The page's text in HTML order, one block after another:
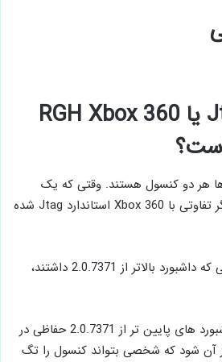
Jtag Xbox 360 یا RGH Xbox 360
هر دو کنسول هستند. وقتی که یک
کنسول RGH بوت شد، دیگر تفاوتی با Xbox 360 استاندارد Jtag شده
Jtag کردن در کنسول هایی که داشبورد بالاتر از 2.0.7371 داشتند،
دلیلش هم این بود که داشبورد های پایین تر از 2.0.7371 حفاظی در
از آن شود که شخصی بتواند کنسول را تگ